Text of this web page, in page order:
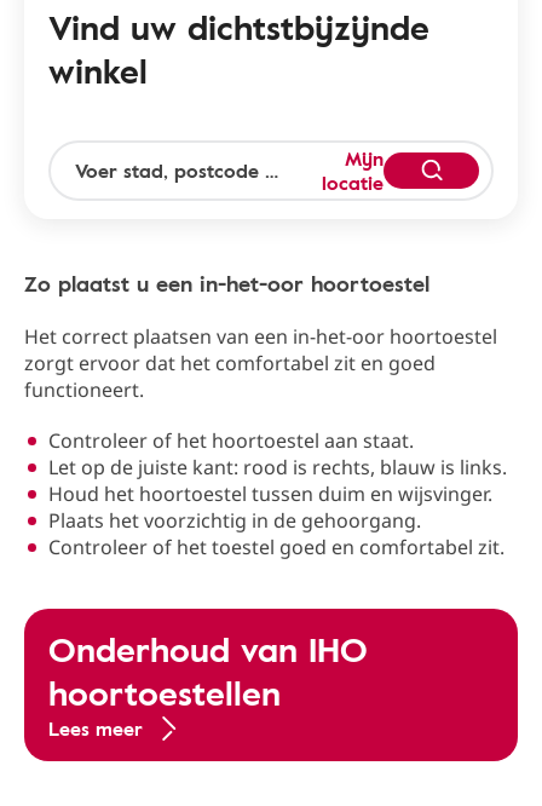
Vind uw dichtstbijzijnde
winkel
Mijn
locatie
Zo plaatst u een in-het-oor hoortoestel
Het correct plaatsen van een in-het-oor hoortoestel
zorgt ervoor dat het comfortabel zit en goed
functioneert.
Controleer of het hoortoestel aan staat.
Let op de juiste kant: rood is rechts, blauw is links.
Houd het hoortoestel tussen duim en wijsvinger.
Plaats het voorzichtig in de gehoorgang.
Controleer of het toestel goed en comfortabel zit.
Onderhoud van IHO
hoortoestellen
Lees meer